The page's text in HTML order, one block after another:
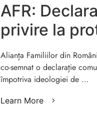
AFR:
privire la
ideologia de
ONU
Alianța Familiilor din
co-semnat o declarație
împotriva ideologiei de …
Learn More